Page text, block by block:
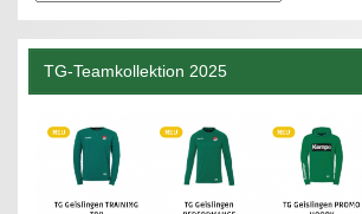
TG-Teamkollektion 2025